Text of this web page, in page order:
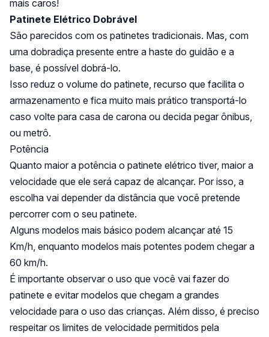
mais caros!
Patinete Elétrico Dobrável
São parecidos com os patinetes tradicionais. Mas, com
uma dobradiça presente entre a haste do guidão e a
base, é possível dobrá-lo.
Isso reduz o volume do patinete, recurso que facilita o
armazenamento e fica muito mais prático transportá-lo
caso volte para casa de carona ou decida pegar ônibus,
ou metrô.
Potência
Quanto maior a potência o patinete elétrico tiver, maior a
velocidade que ele será capaz de alcançar. Por isso, a
escolha vai depender da distância que você pretende
percorrer com o seu patinete.
Alguns modelos mais básico podem alcançar até 15
Km/h, enquanto modelos mais potentes podem chegar a
60 km/h.
É importante observar o uso que você vai fazer do
patinete e evitar modelos que chegam a grandes
velocidade para o uso das crianças. Além disso, é preciso
respeitar os limites de velocidade permitidos pela